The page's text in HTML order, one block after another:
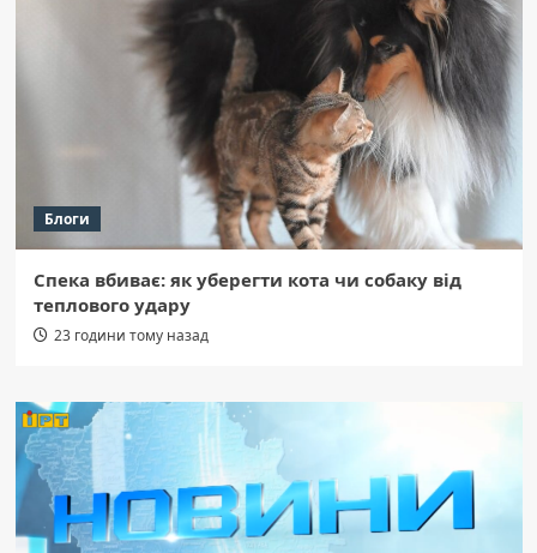
Блоги
Спека вбиває: як уберегти кота чи собаку від
теплового удару
23 години тому назад